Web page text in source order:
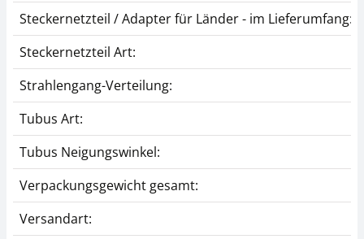
Steckernetzteil / Adapter für Länder - im Lieferumfang:
Steckernetzteil Art:
Strahlengang-Verteilung:
Tubus Art:
Tubus Neigungswinkel:
Verpackungsgewicht gesamt:
Versandart: